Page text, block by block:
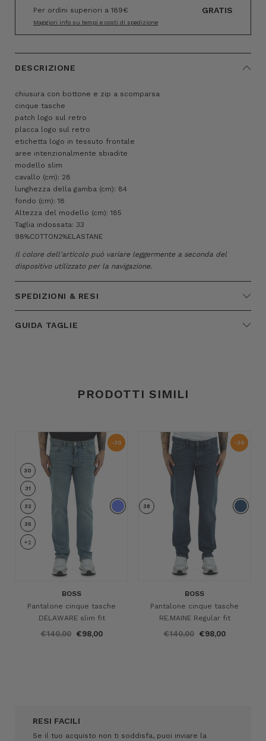
Per ordini superiori a 189€
GRATIS
Maggiori info su tempi e costi di spedizione
DESCRIZIONE
chiusura con bottone e zip a scomparsa
cinque tasche
patch logo sul retro
placca logo sul retro
etichetta logo in tessuto frontale
aree intenzionalmente sbiadite
modello slim
cavallo (cm): 28
lunghezza della gamba (cm): 84
fondo (cm): 18
Altezza del modello (cm): 185
Taglia indossata: 33
98%COTTON2%ELASTANE
Il colore dell'articolo può variare leggermente a seconda del
dispositivo utilizzato per la navigazione.
SPEDIZIONI & RESI
GUIDA TAGLIE
PRODOTTI SIMILI
-30
30
31
32
35
+2
BOSS
Pantalone cinque tasche
DELAWARE slim fit
€140,00 €98,00
-30
38
BOSS
Pantalone cinque tasche
RE.MAINE Regular fit
€140,00 €98,00
RESI FACILI
Se il tuo acquisto non ti soddisfa, puoi inviare la